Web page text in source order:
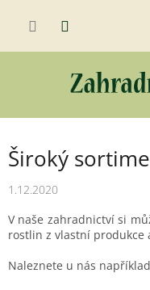
Široký
1.12.2020
V naše zahradnictví si
rostlin z vlastní produkce
Naleznete u nás